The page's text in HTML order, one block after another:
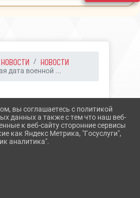
НОВОСТИ НОВОСТИ
дата военной ...
ДАТА
ИСТОРИИ
РОССИИ
вы соглашаетесь с политикой
данных а также с тем что наш веб-
к веб-сайту сторонние сервисы
как Яндекс Метрика, "Госуслуги",
аналитика".